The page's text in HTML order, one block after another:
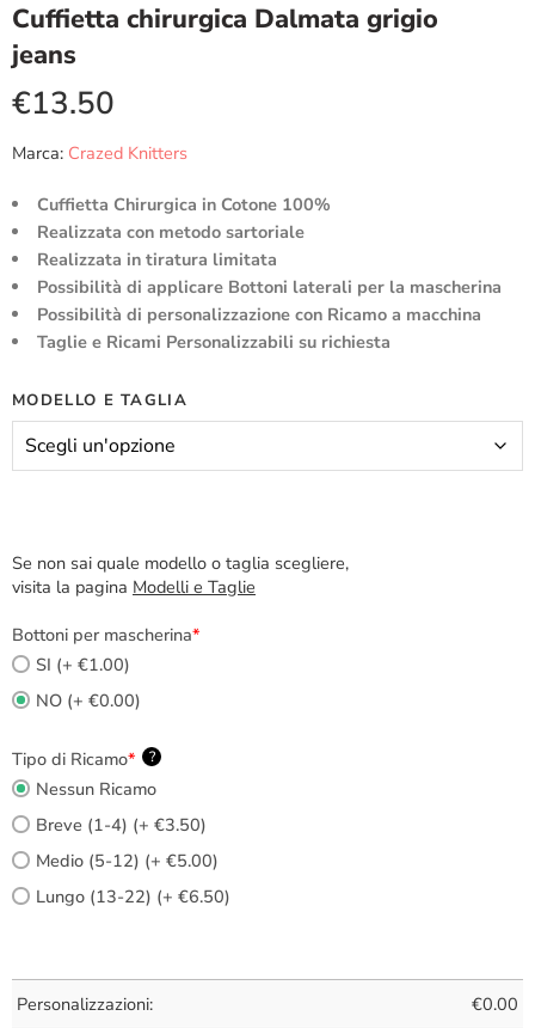
Cuffietta chirurgica Dalmata grigio
jeans
€13.50
Marca: Crazed Knitters
Cuffietta Chirurgica in Cotone 100%
Realizzata con metodo sartoriale
Realizzata in tiratura limitata
Possibilità di applicare Bottoni laterali per la mascherina
Possibilità di personalizzazione con Ricamo a macchina
Taglie e Ricami Personalizzabili su richiesta
MODELLO E TAGLIA
Se non sai quale modello o taglia scegliere,
visita la pagina Modelli e Taglie
Bottoni per mascherina*
SI (+ €1.00)
NO (+ €0.00)
Tipo di Ricamo* ?
Nessun Ricamo
Breve (1-4) (+ €3.50)
Medio (5-12) (+ €5.00)
Lungo (13-22) (+ €6.50)
Personalizzazioni: €0.00